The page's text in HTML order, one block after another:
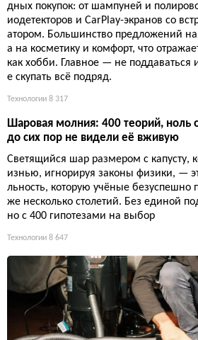
дных покупок: от шампуней и
иодетекторов и CarPlay-экранов со
атором. Большинство предложений
а на косметику и комфорт, что
как хобби. Главное — не
е скупать всё подряд.
Технологии 8 317
Шаровая молния: 400 теорий, ноль
до сих пор не видели её вживую
Светящийся шар размером с капусту,
изнью, игнорируя законы физики, —
льность, которую учёные безуспешно
же несколько столетий. Без единой
но с 400 гипотезами на выбор
Технологии 8 647